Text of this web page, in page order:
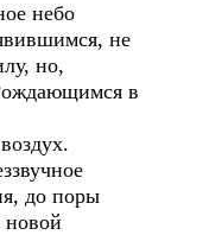
небо
не
но,
в
до поры
новой